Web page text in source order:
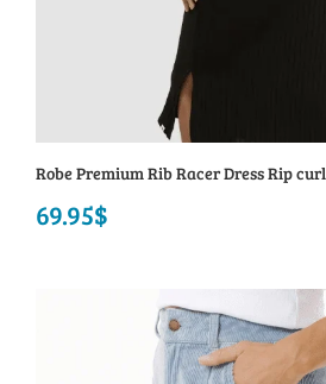
Robe Premium Rib Racer Dress Rip curl
69.95$